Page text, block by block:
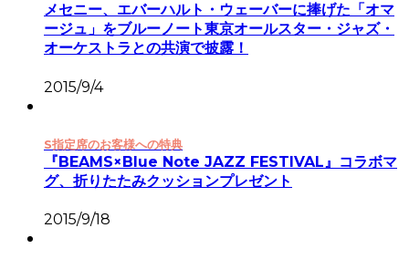
メセニー、エバーハルト・ウェーバーに捧げた「オマ
ージュ」をブルーノート東京オールスター・ジャズ・
オーケストラとの共演で披露！
2015/9/4
S指定席のお客様への特典
『BEAMS×Blue Note JAZZ FESTIVAL』コラボマ
グ、折りたたみクッションプレゼント
2015/9/18